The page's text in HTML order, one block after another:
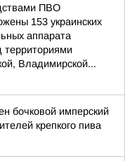
ПВО
153 украинских
аппарата
территориями
Владимирской...
бочковой имперский
крепкого пива